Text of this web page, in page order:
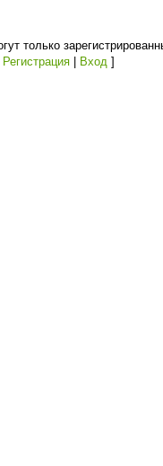
только
Регистрация| Вход]